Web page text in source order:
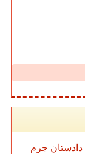
دادستان جرم